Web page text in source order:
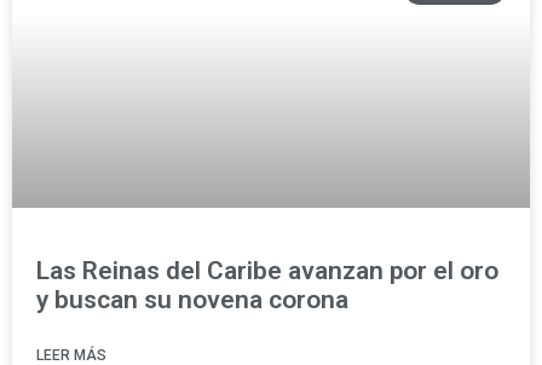
Las Reinas del Caribe avanzan por el oro
y buscan su novena corona
LEER MÁS